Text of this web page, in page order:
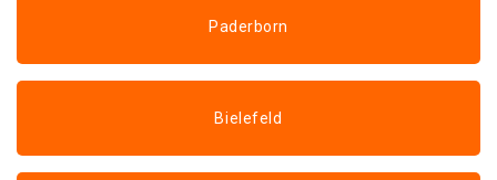
Paderborn
Bielefeld